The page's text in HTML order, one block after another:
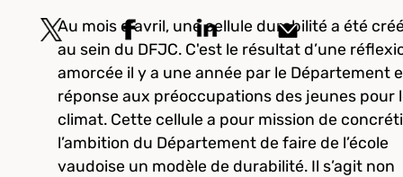
Au mois d'avril, une cellule durabilité a été
au sein du DFJC. C'est le résultat d’une
amorcée il y a une année par le Département
réponse aux préoccupations des jeunes pour
climat. Cette cellule a pour mission de
l’ambition du Département de faire de l’école
vaudoise un modèle de durabilité. Il s’agit non